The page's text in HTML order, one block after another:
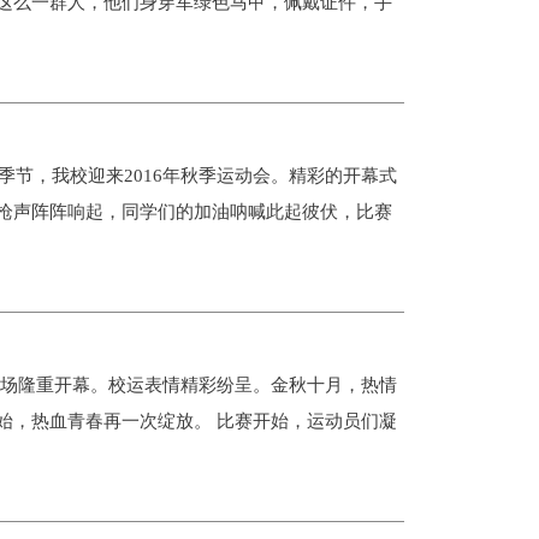
我校迎来2016年秋季运动会。精彩的开幕式
声阵阵响起，同学们的加油呐喊此起彼伏，比赛
隆重开幕。校运表情精彩纷呈。金秋十月，热情
，热血青春再一次绽放。 比赛开始，运动员们凝